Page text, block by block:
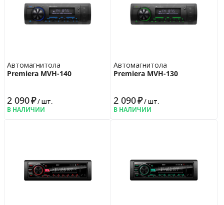
Автомагнитола
Premiera MVH-140
2 090₽/ шт.
В НАЛИЧИИ
Автомагнитола
Premiera MVH-130
2 090₽/ шт.
В НАЛИЧИИ